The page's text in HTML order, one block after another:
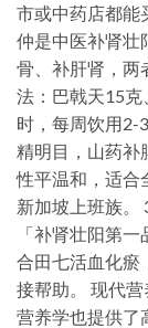
市或中药店都能
仲是中医补肾壮
骨、补肝肾，两
法：巴戟天15
时，每周饮用2-
精明目，山药补
性平温和，适合
新加坡上班族。
「补肾壮阳第
合田七活血化瘀
接帮助。 现代
营养学也提供了